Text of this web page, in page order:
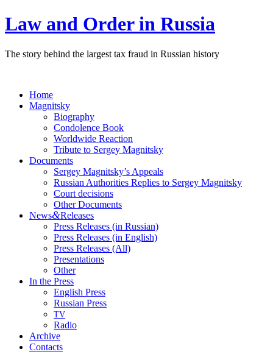
Law and Order in Russia
The story behind the largest tax fraud in Russian history
Home
Magnitsky
Biography
Condolence Book
Worldwide Reaction
Tribute to Sergey Magnitsky
Documents
Sergey Magnitsky’s Appeals
Russian Authorities Replies to Sergey Magnitsky
Court decisions
Other Documents
News&Releases
Press Releases (in Russian)
Press Releases (in English)
Press Releases (All)
Presentations
Other
In the Press
English Press
Russian Press
TV
Radio
Archive
Contacts